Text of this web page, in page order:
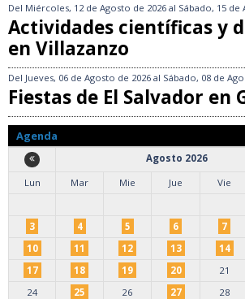
Del Miércoles, 12 de Agosto de 2026 al Sábado, 15 de
Actividades científicas y
en Villazanzo
Del Jueves, 06 de Agosto de 2026 al Sábado, 08 de
Fiestas de El Salvador en
Agenda
Agosto 2026
Lun
Mar Mie Jue Vie
3
4 5 6 7
10
11 12 13 14
17
18 19 20 21
24
25 26 27 28